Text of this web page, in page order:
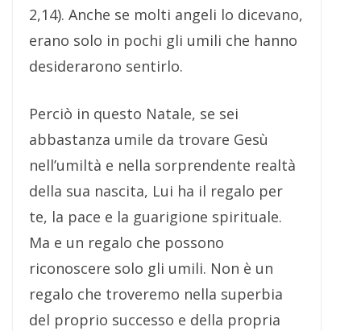
2,14). Anche se molti angeli lo dicevano,
erano solo in pochi gli umili che hanno
desiderarono sentirlo.
Perciò in questo Natale, se sei
abbastanza umile da trovare Gesù
nell’umiltà e nella sorprendente realtà
della sua nascita, Lui ha il regalo per
te, la pace e la guarigione spirituale.
Ma e un regalo che possono
riconoscere solo gli umili. Non è un
regalo che troveremo nella superbia
del proprio successo e della propria